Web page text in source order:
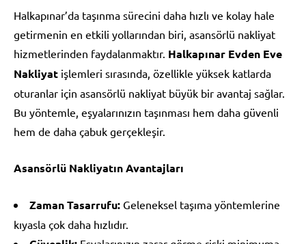
Halkapınar’da taşınma sürecini daha hızlı ve kolay hale
getirmenin en etkili yollarından biri, asansörlü nakliyat
hizmetlerinden faydalanmaktır. Halkapınar Evden Eve
Nakliyat işlemleri sırasında, özellikle yüksek katlarda
oturanlar için asansörlü nakliyat büyük bir avantaj sağlar.
Bu yöntemle, eşyalarınızın taşınması hem daha güvenli
hem de daha çabuk gerçekleşir.
Asansörlü Nakliyatın Avantajları
Zaman Tasarrufu: Geleneksel taşıma yöntemlerine
kıyasla çok daha hızlıdır.